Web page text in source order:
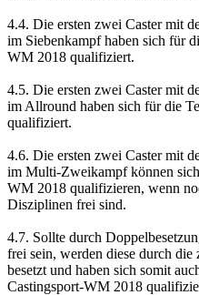
4.4. Die ersten zwei Caster mit
im Siebenkampf haben sich für
WM 2018 qualifiziert.
4.5. Die ersten zwei Caster mit
im Allround haben sich für die
qualifiziert.
4.6. Die ersten zwei Caster mit
im Multi-Zweikampf können
WM 2018 qualifizieren, wenn
Disziplinen frei sind.
4.7. Sollte durch
frei sein, werden diese durch
besetzt und haben sich somit
Castingsport-WM 2018